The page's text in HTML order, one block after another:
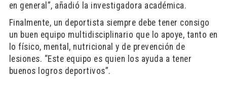
en general”, añadió la investigadora académica.
Finalmente, un deportista siempre debe tener consigo
un buen equipo multidisciplinario que lo apoye, tanto en
lo físico, mental, nutricional y de prevención de
lesiones. “Este equipo es quien los ayuda a tener
buenos logros deportivos”.